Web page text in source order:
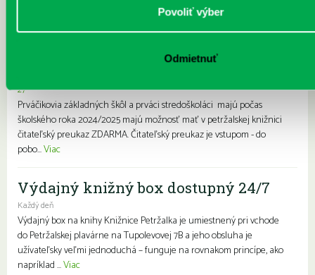
Povoliť výber
Odmietnuť
Prvýkrát do školy, prvýkrát do
knižnice- zápis prváčikov a prvákov
Lietavská 16,Prokofievova 5
27
Prváčikovia základných škôl a prváci stredoškoláci majú počas
školského roka 2024/2025 majú možnosť mať v petržalskej knižnici
čitateľský preukaz ZDARMA. Čitateľský preukaz je vstupom - do
pobo...Viac
Výdajný knižný box dostupný 24/7
Každý deň
Výdajný box na knihy Knižnice Petržalka je umiestnený pri vchode
do Petržalskej plavárne na Tupolevovej 7B a jeho obsluha je
užívateľsky veľmi jednoduchá – funguje na rovnakom princípe, ako
napríklad ...Viac